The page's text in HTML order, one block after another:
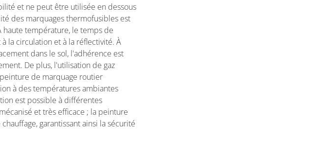
et ne peut être utilisée en dessous
des marquages thermofusibles est
haute température, le temps de
la circulation et à la réflectivité. À
dans le sol, l'adhérence est
De plus, l'utilisation de gaz
de marquage routier
à des températures ambiantes
est possible à différentes
et très efficace ; la peinture
garantissant ainsi la sécurité